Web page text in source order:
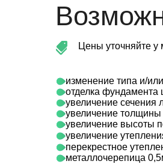
Цены уточняйте
изменение типа и/
отделка
увеличение сечения
увеличение толщины
увеличение высоты
увеличение
перекрестное
металлочерепица